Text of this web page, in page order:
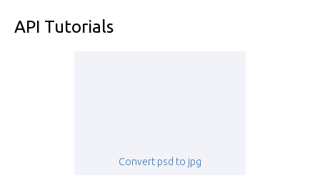
API Tutorials
Convert psd to jpg